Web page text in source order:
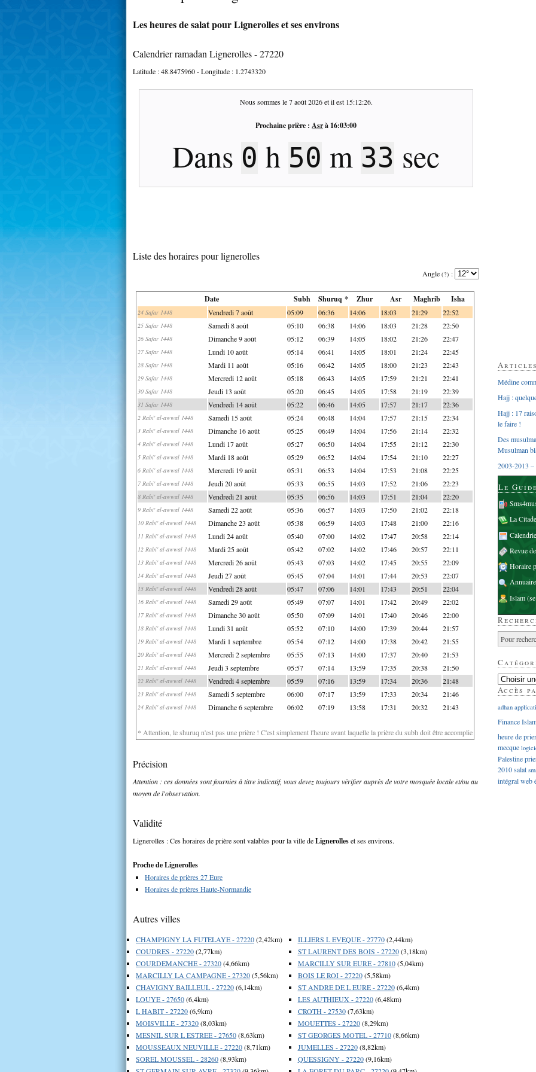
Les heures de salat pour Lignerolles et ses environs
Calendrier ramadan Lignerolles - 27220
Latitude :48.8475960- Longitude : 1.2743320
Nous sommes le7 août 2026et il est 15:12:27.
Prochaine prière : Asrà 16:03:00
Dans 0 h 50 m 32 sec
Liste des horaires pour lignerolles
Angle (?) :
Date Subh Shuruq * Zhur Asr Maghrib Isha
24 Safar 1448 Vendredi 7 août 05:09 06:36 14:06 18:03 21:29 22:52
25 Safar 1448 Samedi 8 août 05:10 06:38 14:06 18:03 21:28 22:50
26 Safar 1448 Dimanche 9 août 05:12 06:39 14:05 18:02 21:26 22:47
27 Safar 1448 Lundi 10 août 05:14 06:41 14:05 18:01 21:24 22:45
28 Safar 1448 Mardi 11 août 05:16 06:42 14:05 18:00 21:23 22:43
29 Safar 1448 Mercredi 12 août 05:18 06:43 14:05 17:59 21:21 22:41
30 Safar 1448 Jeudi 13 août 05:20 06:45 14:05 17:58 21:19 22:39
31 Safar 1448 Vendredi 14 août 05:22 06:46 14:05 17:57 21:17 22:36
2 Rabi' al-awwal 1448 Samedi 15 août 05:24 06:48 14:04 17:57 21:15 22:34
3 Rabi' al-awwal 1448 Dimanche 16 août 05:25 06:49 14:04 17:56 21:14 22:32
4 Rabi' al-awwal 1448 Lundi 17 août 05:27 06:50 14:04 17:55 21:12 22:30
5 Rabi' al-awwal 1448 Mardi 18 août 05:29 06:52 14:04 17:54 21:10 22:27
6 Rabi' al-awwal 1448 Mercredi 19 août 05:31 06:53 14:04 17:53 21:08 22:25
7 Rabi' al-awwal 1448 Jeudi 20 août 05:33 06:55 14:03 17:52 21:06 22:23
8 Rabi' al-awwal 1448 Vendredi 21 août 05:35 06:56 14:03 17:51 21:04 22:20
9 Rabi' al-awwal 1448 Samedi 22 août 05:36 06:57 14:03 17:50 21:02 22:18
10 Rabi' al-awwal 1448 Dimanche 23 août 05:38 06:59 14:03 17:48 21:00 22:16
11 Rabi' al-awwal 1448 Lundi 24 août 05:40 07:00 14:02 17:47 20:58 22:14
12 Rabi' al-awwal 1448 Mardi 25 août 05:42 07:02 14:02 17:46 20:57 22:11
13 Rabi' al-awwal 1448 Mercredi 26 août 05:43 07:03 14:02 17:45 20:55 22:09
14 Rabi' al-awwal 1448 Jeudi 27 août 05:45 07:04 14:01 17:44 20:53 22:07
15 Rabi' al-awwal 1448 Vendredi 28 août 05:47 07:06 14:01 17:43 20:51 22:04
16 Rabi' al-awwal 1448 Samedi 29 août 05:49 07:07 14:01 17:42 20:49 22:02
17 Rabi' al-awwal 1448 Dimanche 30 août 05:50 07:09 14:01 17:40 20:46 22:00
18 Rabi' al-awwal 1448 Lundi 31 août 05:52 07:10 14:00 17:39 20:44 21:57
19 Rabi' al-awwal 1448 Mardi 1 septembre 05:54 07:12 14:00 17:38 20:42 21:55
20 Rabi' al-awwal 1448 Mercredi 2 septembre 05:55 07:13 14:00 17:37 20:40 21:53
21 Rabi' al-awwal 1448 Jeudi 3 septembre 05:57 07:14 13:59 17:35 20:38 21:50
22 Rabi' al-awwal 1448 Vendredi 4 septembre 05:59 07:16 13:59 17:34 20:36 21:48
23 Rabi' al-awwal 1448 Samedi 5 septembre 06:00 07:17 13:59 17:33 20:34 21:46
24 Rabi' al-awwal 1448 Dimanche 6 septembre 06:02 07:19 13:58 17:31 20:32 21:43
* Attention, le shuruq n'est pas une prière ! C'est simplement l'heure avant laquelle la prière du subh doit être accomplie
Précision
Attention : ces données sont fournies à titre indicatif, vous devez toujours vérifier auprès de votre mosquée locale et/ou au
moyen de l'observation.
Validité
Lignerolles : Ces horaires de prière sont valables pour la ville deLignerolleset ses environs.
Proche de Lignerolles
Horaires de prières 27 Eure
Horaires de prières Haute-Normandie
Autres villes
CHAMPIGNY LA FUTELAYE - 27220(2,42km)
COUDRES - 27220(2,77km)
COURDEMANCHE - 27320(4,66km)
MARCILLY LA CAMPAGNE - 27320(5,56km)
CHAVIGNY BAILLEUL - 27220(6,14km)
LOUYE - 27650(6,4km)
L HABIT - 27220(6,9km)
MOISVILLE - 27320(8,03km)
MESNIL SUR L ESTREE - 27650(8,63km)
MOUSSEAUX NEUVILLE - 27220(8,71km)
SOREL MOUSSEL - 28260(8,93km)
ILLIERS L EVEQUE - 27770(2,44km)
ST LAURENT DES BOIS - 27220(3,18km)
MARCILLY SUR EURE - 27810(5,04km)
BOIS LE ROI - 27220(5,58km)
ST ANDRE DE L EURE - 27220(6,4km)
LES AUTHIEUX - 27220(6,48km)
CROTH - 27530(7,63km)
MOUETTES - 27220(8,29km)
ST GEORGES MOTEL - 27710(8,66km)
JUMELLES - 27220(8,82km)
QUESSIGNY - 27220(9,16km)
Médine
Hajj :
Hajj : 17
le faire !
Des
Musulman
2003-2013 –
Le
La
Revue
Horaire
Islam
Accès
adhan
Finance
heure de
mecque
Palestine
2010salat
intégralweb